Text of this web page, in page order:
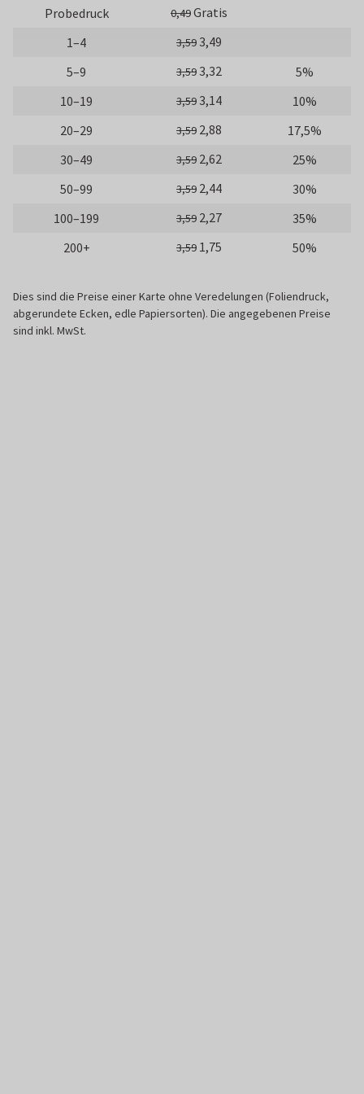
Probedruck 0,49Gratis
1–4
3,593,49
5–9
3,593,32
5%
10–19
3,593,14
10%
20–29
3,59 2,88
17,5%
30–49
3,59 2,62
25%
50–99
3,59 2,44
30%
100–199
3,59 2,27
35%
200+
3,59 1,75 50%
Dies sind die Preise einer Karte ohne Veredelungen (Foliendruck,
abgerundete Ecken, edle Papiersorten). Die angegebenen Preise
sind inkl. MwSt.